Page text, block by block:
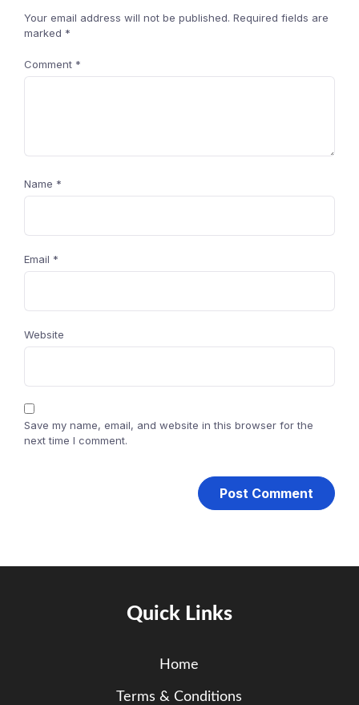
Your email address will not be published. Required fields are
marked *
Comment *
Name *
Email *
Website
Save my name, email, and website in this browser for the
next time I comment.
Quick Links
Home
Terms & Conditions